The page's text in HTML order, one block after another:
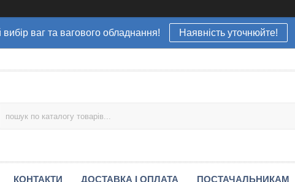
вибір ваг та вагового обладнання! Наявність уточнюйте!
КОНТАКТИ ДОСТАВКА І ОПЛАТА ПОСТАЧАЛЬНИКАМ